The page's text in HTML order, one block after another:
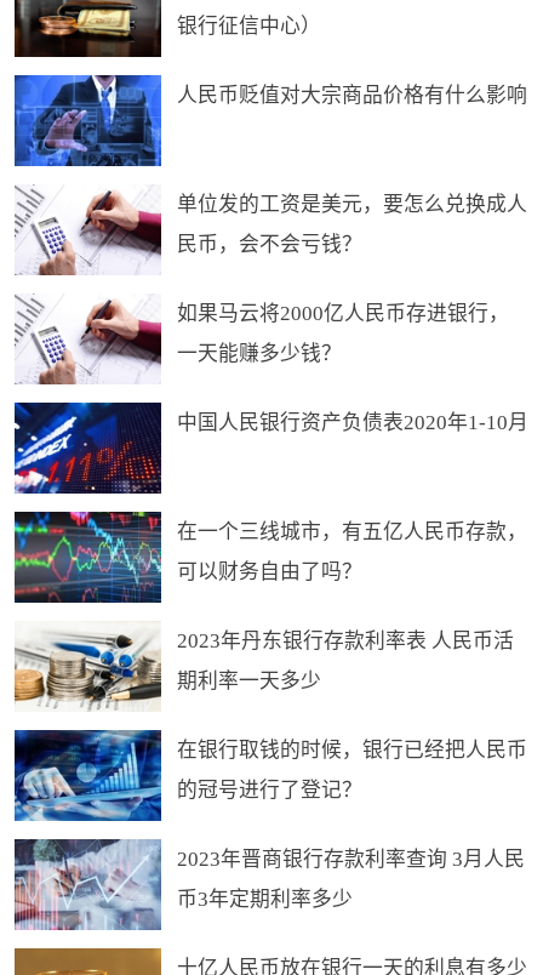
银行征信中心）
人民币贬值对大宗商品价格有什么影响
单位发的工资是美元，要怎么兑换成人
民币，会不会亏钱？
如果马云将2000亿人民币存进银行，
一天能赚多少钱？
中国人民银行资产负债表2020年1-10月
在一个三线城市，有五亿人民币存款，
可以财务自由了吗？
2023年丹东银行存款利率表 人民币活
期利率一天多少
在银行取钱的时候，银行已经把人民币
的冠号进行了登记？
2023年晋商银行存款利率查询 3月人民
币3年定期利率多少
十亿人民币放在银行一天的利息有多少